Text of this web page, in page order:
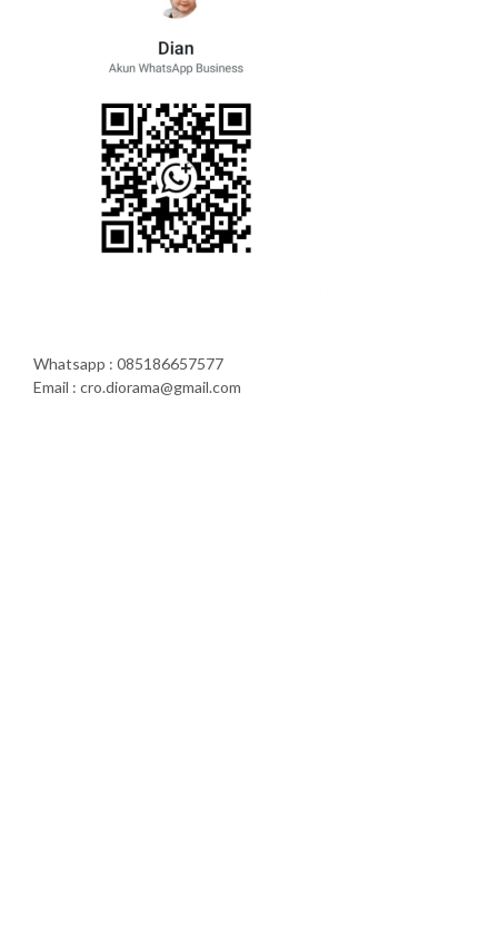
Whatsapp : 085186657577
Email : cro.diorama@gmail.com